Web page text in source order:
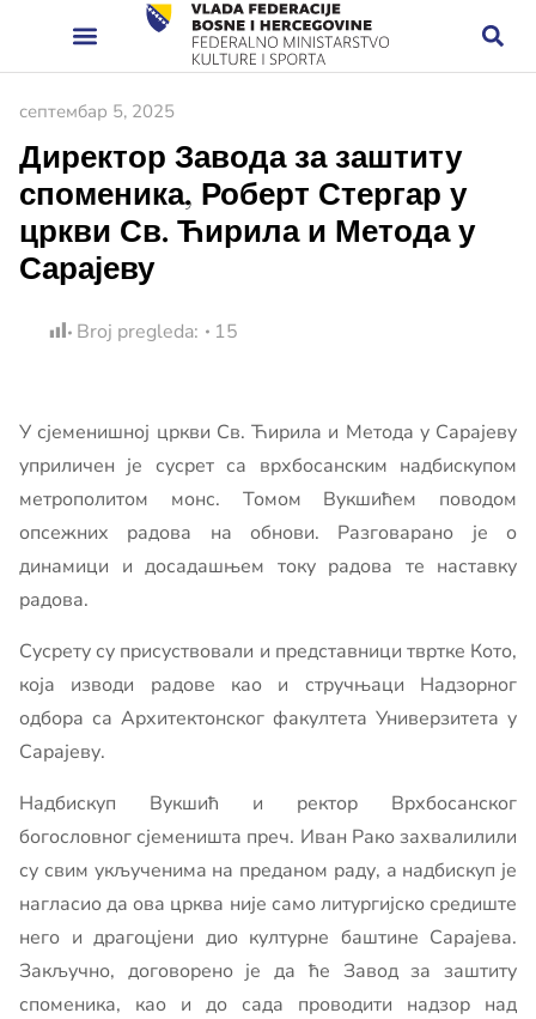
септембар 5, 2025
Директор Завода за заштиту
споменика, Роберт Стергар у
цркви Св. Ћирила и Метода у
Сарајеву
Broj pregleda: 15
У сјеменишној цркви Св. Ћирила и Метода у Сарајеву
уприличен је сусрет са врхбосанским надбискупом
метрополитом монс. Томом Вукшићем поводом
опсежних радова на обнови. Разговарано је о
динамици и досадашњем току радова те наставку
радова.
Сусрету су присуствовали и представници твртке Кото,
која изводи радове као и стручњаци Надзорног
одбора са Архитектонског факултета Универзитета у
Сарајеву.
Надбискуп Вукшић и ректор Врхбосанског
богословног сјеменишта преч. Иван Рако захвалилили
су свим укљученима на преданом раду, а надбискуп је
нагласио да ова црква није само литургијско средиште
него и драгоцјени дио културне баштине Сарајева.
Закључно, договорено је да ће Завод за заштиту
споменика, као и до сада проводити надзор над